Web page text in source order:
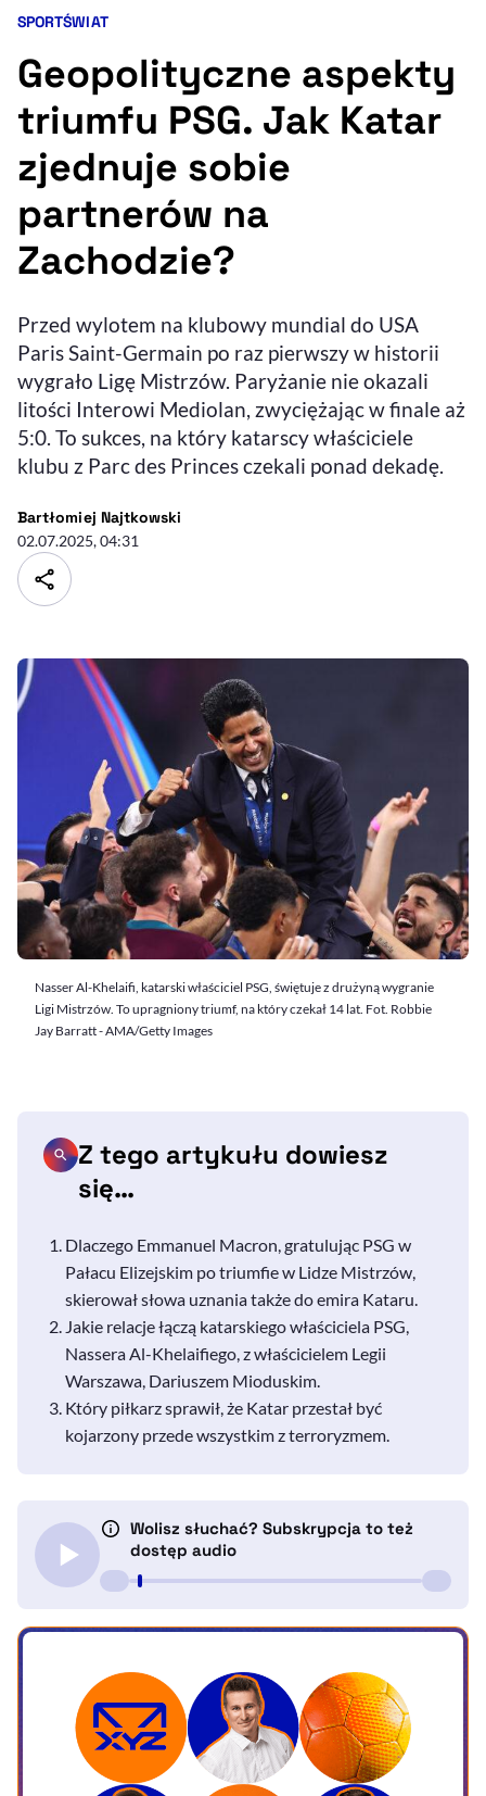
Ułatwienia dostępności wspierają:
Sprawdź, jak i dlaczego zwiększamy dostępność , otwiera się w nowym
Deklaracja dostępności , otwiera się w nowym oknie
Zgłoś problem
, otwiera się w
Kategorie artykułu:
SPORTŚWIAT
Geopolityczne aspekty
triumfu PSG. Jak Katar
zjednuje sobie
partnerów na
Zachodzie?
Przed wylotem na klubowy mundial do USA
Paris Saint-Germain po raz pierwszy w historii
wygrało Ligę Mistrzów. Paryżanie nie okazali
litości Interowi Mediolan, zwyciężając w finale aż
5:0. To sukces, na który katarscy właściciele
klubu z Parc des Princes czekali ponad dekadę.
Bartłomiej Najtkowski
02.07.2025, 04:31
Nasser Al-Khelaifi, katarski właściciel PSG, świętuje z drużyną wygranie
Ligi Mistrzów. To upragniony triumf, na który czekał 14 lat. Fot. Robbie
Jay Barratt - AMA/Getty Images
Z tego artykułu dowiesz
się…
Dlaczego Emmanuel Macron, gratulując PSG w
Pałacu Elizejskim po triumfie w Lidze Mistrzów,
skierował słowa uznania także do emira Kataru.
Jakie relacje łączą katarskiego właściciela PSG,
Nassera Al-Khelaifiego, z właścicielem Legii
Warszawa, Dariuszem Mioduskim.
Który piłkarz sprawił, że Katar przestał być
kojarzony przede wszystkim z terroryzmem.